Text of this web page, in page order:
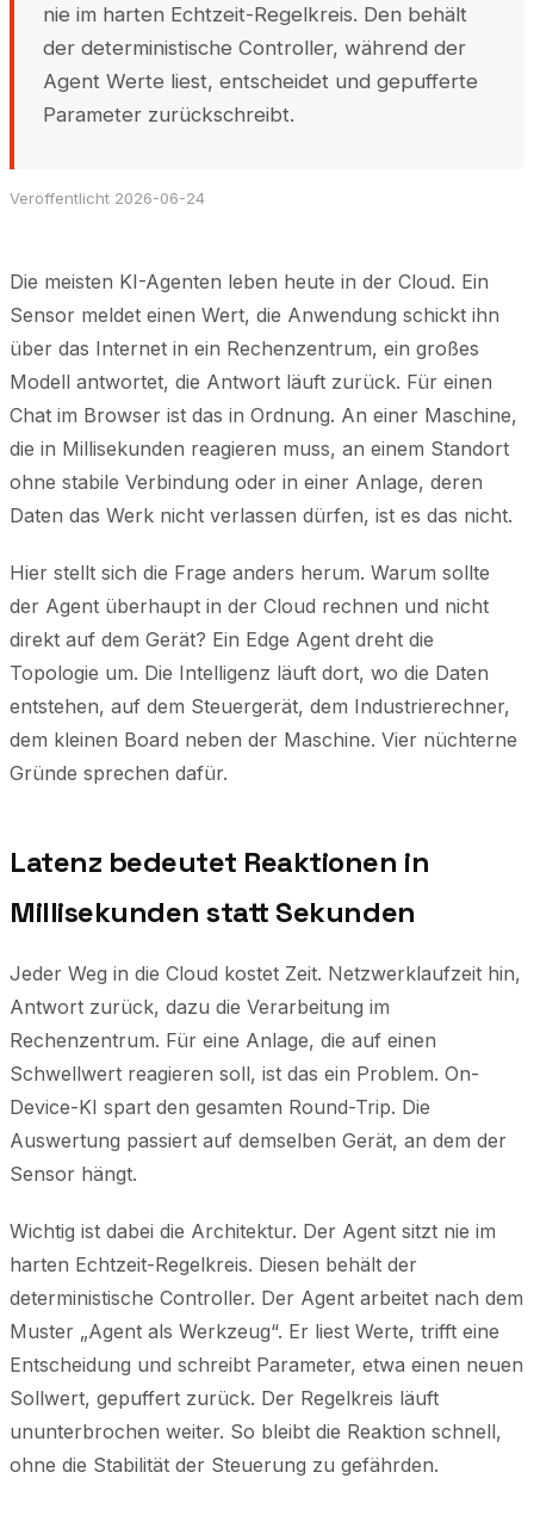
nie im harten Echtzeit-Regelkreis. Den behält
der deterministische Controller, während der
Agent Werte liest, entscheidet und gepufferte
Parameter zurückschreibt.
Veröffentlicht 2026-06-24
Die meisten KI-Agenten leben heute in der Cloud. Ein
Sensor meldet einen Wert, die Anwendung schickt ihn
über das Internet in ein Rechenzentrum, ein großes
Modell antwortet, die Antwort läuft zurück. Für einen
Chat im Browser ist das in Ordnung. An einer Maschine,
die in Millisekunden reagieren muss, an einem Standort
ohne stabile Verbindung oder in einer Anlage, deren
Daten das Werk nicht verlassen dürfen, ist es das nicht.
Hier stellt sich die Frage anders herum. Warum sollte
der Agent überhaupt in der Cloud rechnen und nicht
direkt auf dem Gerät? Ein Edge Agent dreht die
Topologie um. Die Intelligenz läuft dort, wo die Daten
entstehen, auf dem Steuergerät, dem Industrierechner,
dem kleinen Board neben der Maschine. Vier nüchterne
Gründe sprechen dafür.
Latenz bedeutet Reaktionen in
Millisekunden statt Sekunden
Jeder Weg in die Cloud kostet Zeit. Netzwerklaufzeit hin,
Antwort zurück, dazu die Verarbeitung im
Rechenzentrum. Für eine Anlage, die auf einen
Schwellwert reagieren soll, ist das ein Problem. On-
Device-KI spart den gesamten Round-Trip. Die
Auswertung passiert auf demselben Gerät, an dem der
Sensor hängt.
Wichtig ist dabei die Architektur. Der Agent sitzt nie im
harten Echtzeit-Regelkreis. Diesen behält der
deterministische Controller. Der Agent arbeitet nach dem
Muster „Agent als Werkzeug“. Er liest Werte, trifft eine
Entscheidung und schreibt Parameter, etwa einen neuen
Sollwert, gepuffert zurück. Der Regelkreis läuft
ununterbrochen weiter. So bleibt die Reaktion schnell,
ohne die Stabilität der Steuerung zu gefährden.